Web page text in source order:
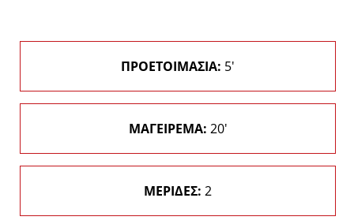
ΠΡΟΕΤΟΙΜΑΣΙΑ: 5'
ΜΑΓΕΙΡΕΜΑ: 20'
ΜΕΡΙΔΕΣ: 2